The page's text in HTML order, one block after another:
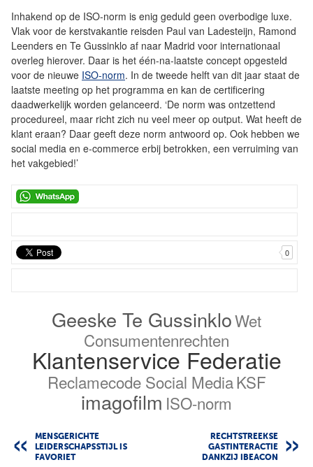
Inhakend op de ISO-norm is enig geduld geen overbodige luxe.
Vlak voor de kerstvakantie reisden Paul van Ladesteijn, Ramond
Leenders en Te Gussinklo af naar Madrid voor internationaal
overleg hierover. Daar is het één-na-laatste concept opgesteld
voor de nieuwe ISO-norm. In de tweede helft van dit jaar staat de
laatste meeting op het programma en kan de certificering
daadwerkelijk worden gelanceerd. ‘De norm was ontzettend
procedureel, maar richt zich nu veel meer op output. Wat heeft de
klant eraan? Daar geeft deze norm antwoord op. Ook hebben we
social media en e-commerce erbij betrokken, een verruiming van
het vakgebied!’
0
Geeske Te GussinkloWet
Consumentenrechten
Klantenservice Federatie
Reclamecode Social MediaKSF
imagofilm ISO-norm
MENSGERICHTE
LEIDERSCHAPSSTIJL IS
FAVORIET
RECHTSTREEKSE
GASTINTERACTIE
DANKZIJ IBEACON